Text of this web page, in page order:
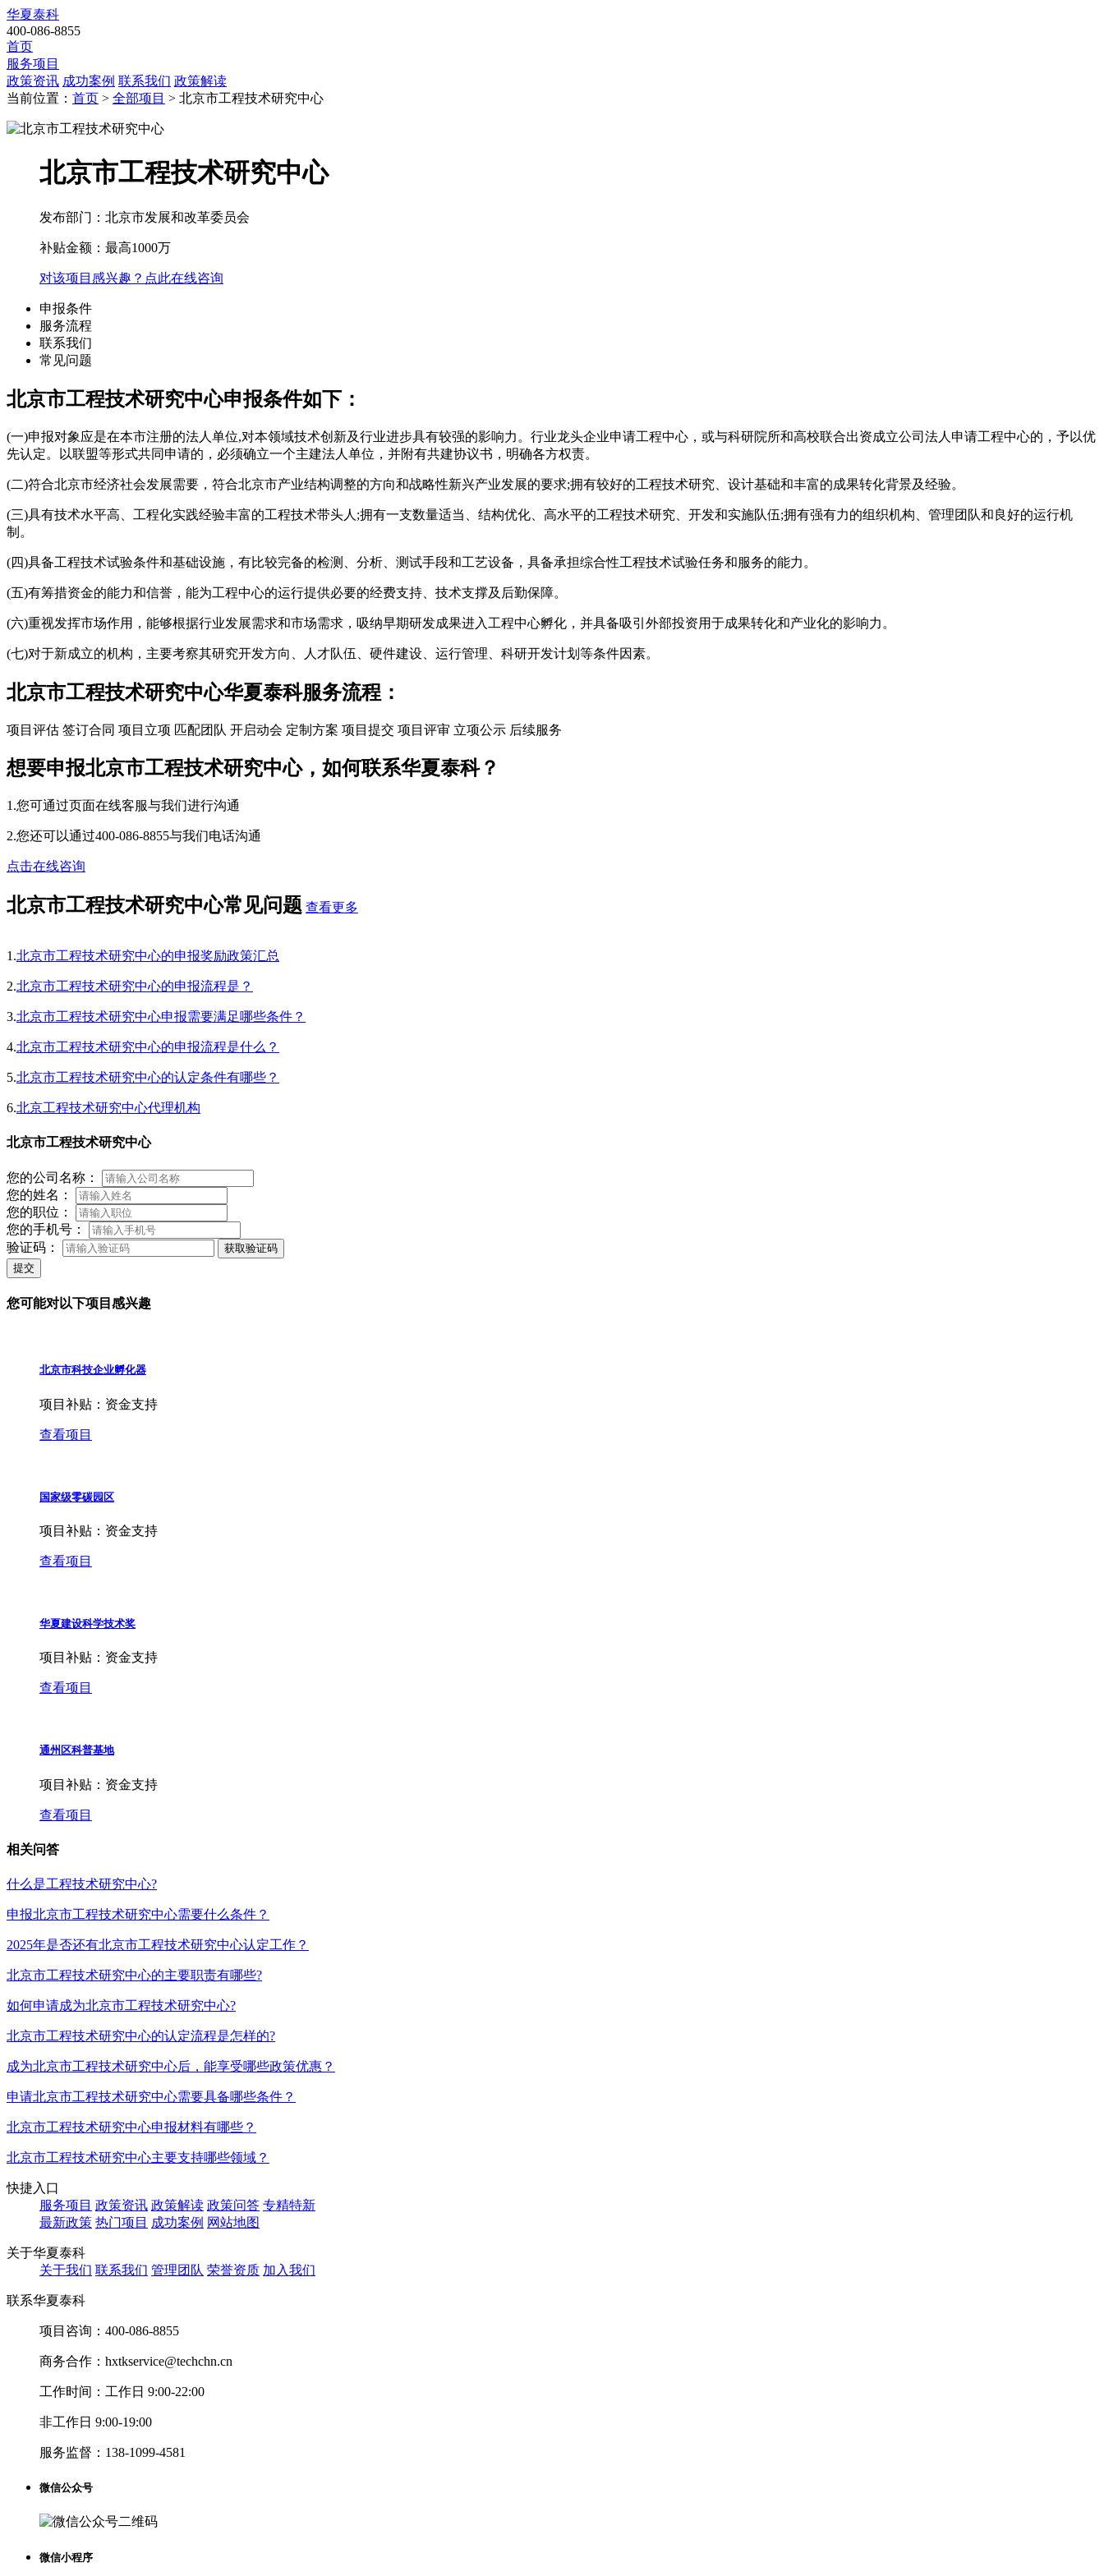
华夏泰科
400-086-8855
首页
服务项目
政策资讯 成功案例 联系我们 政策解读
当前位置： 首页 > 全部项目 > 北京市工程技术研究中心
北京市工程技术研究中心
发布部门：北京市发展和改革委员会
补贴金额： 最高1000万
对该项目感兴趣？点此在线咨询
申报条件
服务流程
联系我们
常见问题
北京市工程技术研究中心申报条件如下：
(一)申报对象应是在本市注册的法人单位,对本领域技术创新及行业进步具有较强的影响力。行业龙头企业申请工程中心，或与科研院所和高校联合出资成立公司法人申请工程中心的，予以优
先认定。以联盟等形式共同申请的，必须确立一个主建法人单位，并附有共建协议书，明确各方权责。
(二)符合北京市经济社会发展需要，符合北京市产业结构调整的方向和战略性新兴产业发展的要求;拥有较好的工程技术研究、设计基础和丰富的成果转化背景及经验。
(三)具有技术水平高、工程化实践经验丰富的工程技术带头人;拥有一支数量适当、结构优化、高水平的工程技术研究、开发和实施队伍;拥有强有力的组织机构、管理团队和良好的运行机
制。
(四)具备工程技术试验条件和基础设施，有比较完备的检测、分析、测试手段和工艺设备，具备承担综合性工程技术试验任务和服务的能力。
(五)有筹措资金的能力和信誉，能为工程中心的运行提供必要的经费支持、技术支撑及后勤保障。
(六)重视发挥市场作用，能够根据行业发展需求和市场需求，吸纳早期研发成果进入工程中心孵化，并具备吸引外部投资用于成果转化和产业化的影响力。
(七)对于新成立的机构，主要考察其研究开发方向、人才队伍、硬件建设、运行管理、科研开发计划等条件因素。
北京市工程技术研究中心华夏泰科服务流程：
项目评估 签订合同 项目立项 匹配团队 开启动会 定制方案 项目提交 项目评审 立项公示 后续服务
想要申报北京市工程技术研究中心，如何联系华夏泰科？
1.您可通过页面在线客服与我们进行沟通
2.您还可以通过400-086-8855与我们电话沟通
点击在线咨询
北京市工程技术研究中心常见问题 查看更多
1.北京市工程技术研究中心的申报奖励政策汇总
2.北京市工程技术研究中心的申报流程是？
3.北京市工程技术研究中心申报需要满足哪些条件？
4.北京市工程技术研究中心的申报流程是什么？
5.北京市工程技术研究中心的认定条件有哪些？
6.北京工程技术研究中心代理机构
北京市工程技术研究中心
您的公司名称：
您的姓名：
您的职位：
您的手机号：
验证码：
获取验证码
提交
您可能对以下项目感兴趣
北京市科技企业孵化器
项目补贴： 资金支持
查看项目
国家级零碳园区
项目补贴： 资金支持
查看项目
华夏建设科学技术奖
项目补贴： 资金支持
查看项目
通州区科普基地
项目补贴： 资金支持
查看项目
相关问答
什么是工程技术研究中心?
申报北京市工程技术研究中心需要什么条件？
2025年是否还有北京市工程技术研究中心认定工作？
北京市工程技术研究中心的主要职责有哪些?
如何申请成为北京市工程技术研究中心?
北京市工程技术研究中心的认定流程是怎样的?
成为北京市工程技术研究中心后，能享受哪些政策优惠？
申请北京市工程技术研究中心需要具备哪些条件？
北京市工程技术研究中心申报材料有哪些？
北京市工程技术研究中心主要支持哪些领域？
快捷入口
服务项目 政策资讯 政策解读 政策问答 专精特新
最新政策 热门项目 成功案例 网站地图
关于华夏泰科
关于我们 联系我们 管理团队 荣誉资质 加入我们
联系华夏泰科
项目咨询： 400-086-8855
商务合作： hxtkservice@techchn.cn
工作时间： 工作日 9:00-22:00
非工作日 9:00-19:00
服务监督： 138-1099-4581
微信公众号
微信小程序